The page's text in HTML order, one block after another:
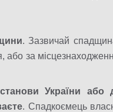
. Зазвичай
або за
України або
. Спадкоємець